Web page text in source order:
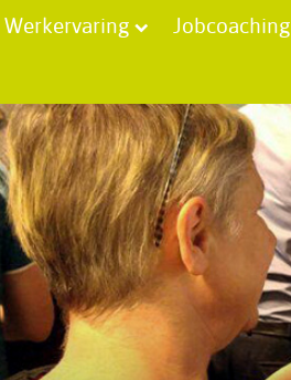
Werkervaring Jobcoaching